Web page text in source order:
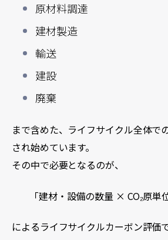
原材料調達
建材製造
輸送
建設
廃棄
まで含めた、ライフサイクル全体で
され始めています。
その中で必要となるのが、
「建材・設備の数量 × CO₂原単
によるライフサイクルカーボン評価で